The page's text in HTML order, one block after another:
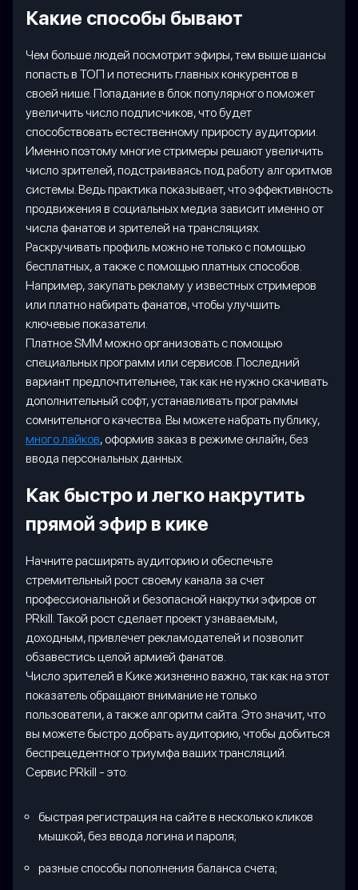
Какие способы бывают
Чем больше людей посмотрит эфиры, тем выше шансы
попасть в ТОП и потеснить главных конкурентов в
своей нише. Попадание в блок популярного поможет
увеличить число подписчиков, что будет
способствовать естественному приросту аудитории.
Именно поэтому многие стримеры решают увеличить
число зрителей, подстраиваясь под работу алгоритмов
системы. Ведь практика показывает, что эффективность
продвижения в социальных медиа зависит именно от
числа фанатов и зрителей на трансляциях.
Раскручивать профиль можно не только с помощью
бесплатных, а также с помощью платных способов.
Например, закупать рекламу у известных стримеров
или платно набирать фанатов, чтобы улучшить
ключевые показатели.
Платное SMM можно организовать с помощью
специальных программ или сервисов. Последний
вариант предпочтительнее, так как не нужно скачивать
дополнительный софт, устанавливать программы
сомнительного качества. Вы можете набрать публику,
много лайков, оформив заказ в режиме онлайн, без
ввода персональных данных.
Как быстро и легко накрутить
прямой эфир в кике
Начните расширять аудиторию и обеспечьте
стремительный рост своему канала за счет
профессиональной и безопасной накрутки эфиров от
PRkill. Такой рост сделает проект узнаваемым,
доходным, привлечет рекламодателей и позволит
обзавестись целой армией фанатов.
Число зрителей в Кике жизненно важно, так как на этот
показатель обращают внимание не только
пользователи, а также алгоритм сайта. Это значит, что
вы можете быстро добрать аудиторию, чтобы добиться
беспрецедентного триумфа ваших трансляций.
Сервис PRkill - это:
быстрая регистрация на сайте в несколько кликов
мышкой, без ввода логина и пароля;
разные способы пополнения баланса счета;